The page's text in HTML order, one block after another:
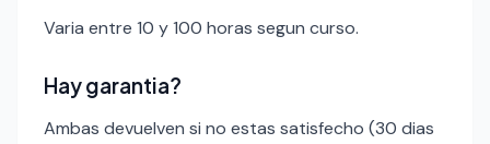
Varia entre 10 y 100 horas segun curso.
Hay garantia?
Ambas devuelven si no estas satisfecho (30 dias